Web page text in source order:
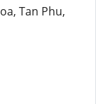
Tan Phu,